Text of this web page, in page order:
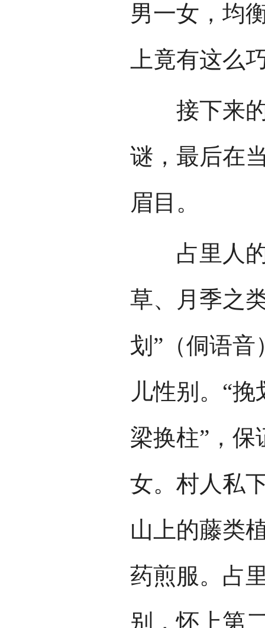
男一女，均
上竟有这么
接下来的
谜，最后在
眉目。
占里人的
草、月季之
划”（侗语
儿性别。“
梁换柱”，
女。村人私
山上的藤类
药煎服。占
别，怀上第